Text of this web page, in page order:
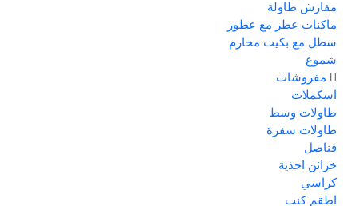
مفارش طاولة
ماكنات عطر مع عطور
سطل مع بكيت محارم
شموع
مفروشات
اسكملات
طاولات وسط
طاولات سفرة
قناصل
خزائن احذية
كراسي
اطقم كنب